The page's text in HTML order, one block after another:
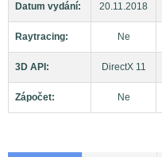
Datum vydání: 20.11.2018
Raytracing: Ne
3D API: DirectX 11
Zápočet: Ne